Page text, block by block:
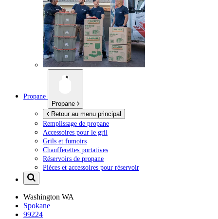
Propane
Propane
Retour au menu principal
Remplissage de propane
Accessoires pour le gril
Grils et fumoirs
Chaufferettes portatives
Réservoirs de propane
Pièces et accessoires pour réservoir
Washington WA
Spokane
99224